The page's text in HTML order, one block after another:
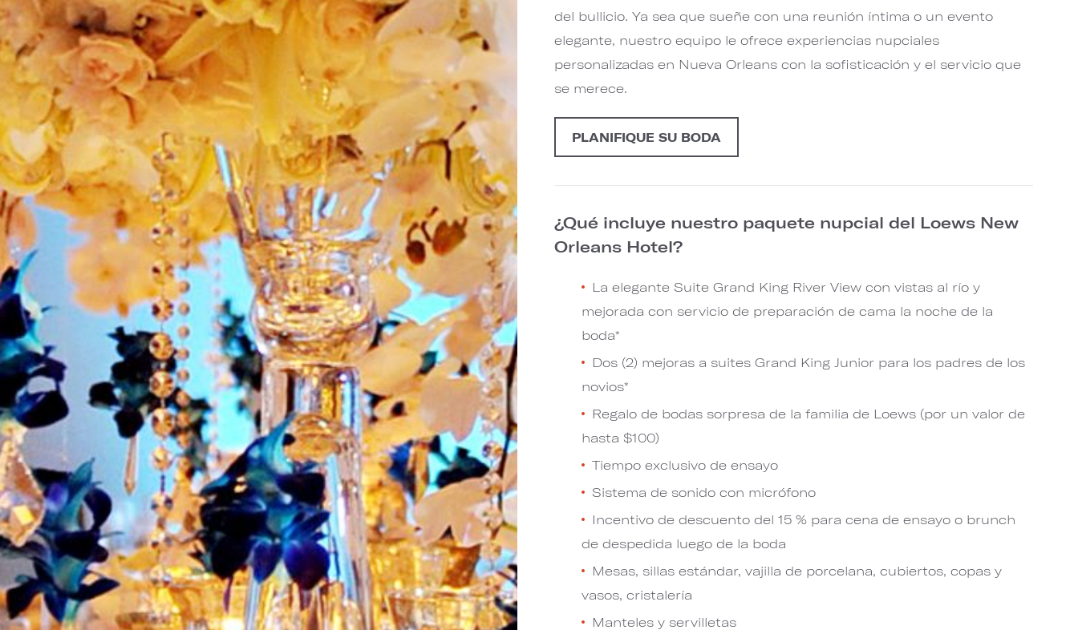
del bullicio. Ya sea que sueñe con una reunión íntima o un evento
elegante, nuestro equipo le ofrece experiencias nupciales
personalizadas en Nueva Orleans con la sofisticación y el servicio que
se merece.
PLANIFIQUE SU BODA
¿Qué incluye nuestro paquete nupcial del Loews New
Orleans Hotel?
La elegante Suite Grand King River View con vistas al río y
mejorada con servicio de preparación de cama la noche de la
boda*
Dos (2) mejoras a suites Grand King Junior para los padres de los
novios*
Regalo de bodas sorpresa de la familia de Loews (por un valor de
hasta $100)
Tiempo exclusivo de ensayo
Sistema de sonido con micrófono
Incentivo de descuento del 15 % para cena de ensayo o brunch
de despedida luego de la boda
Mesas, sillas estándar, vajilla de porcelana, cubiertos, copas y
vasos, cristalería
Manteles y servilletas